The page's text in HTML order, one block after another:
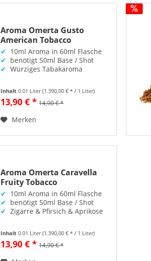
Aroma Omerta Gusto
American Tobacco
✔ 10ml Aroma in 60ml Flasche
✔ benötigt 50ml Base / Shot
✔ Würziges Tabakaroma
Inhalt0.01 Liter(1.390,00 € * / 1 Liter)
13,90 € * 14,90 € *
Merken
Aroma Omerta Caravella
Fruity Tobacco
✔ 10ml Aroma in 60ml Flasche
✔ benötigt 50ml Base / Shot
✔ Zigarre & Pfirsich & Aprikose
Inhalt0.01 Liter(1.390,00 € * / 1 Liter)
13,90 € * 14,90 € *